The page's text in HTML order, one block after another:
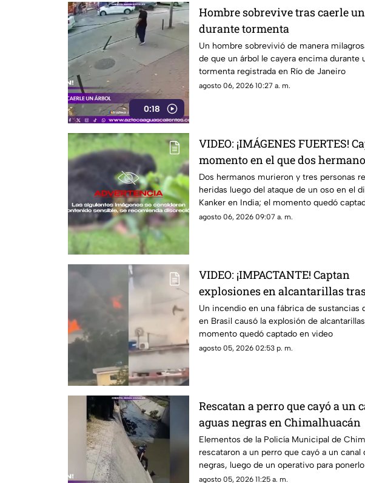
0:18
Hombre sobrevive tras caerle
durante tormenta
Un hombre sobrevivió de manera
de que un árbol le cayera encima durante
tormenta registrada en Río de Janeiro
agosto 06, 2026 10:27 a. m.
VIDEO: ¡IMÁGENES FUERTES!
momento en el que dos
devorados por un oso
Dos hermanos murieron y tres personas
heridas luego del ataque de un oso en el
Kanker en India; el momento quedó
video
agosto 06, 2026 09:07 a. m.
VIDEO: ¡IMPACTANTE! Captan
explosiones en alcantarillas
incendio en una fábrica
Un incendio en una fábrica de sustancias
en Brasil causó la explosión de
momento quedó captado en video
agosto 05, 2026 02:53 p. m.
Rescatan a perro que cayó a un
aguas negras en Chimalhuacán
Elementos de la Policía Municipal de
rescataron a un perro que cayó a un canal
negras, luego de un operativo para
agosto 05, 2026 11:25 a. m.